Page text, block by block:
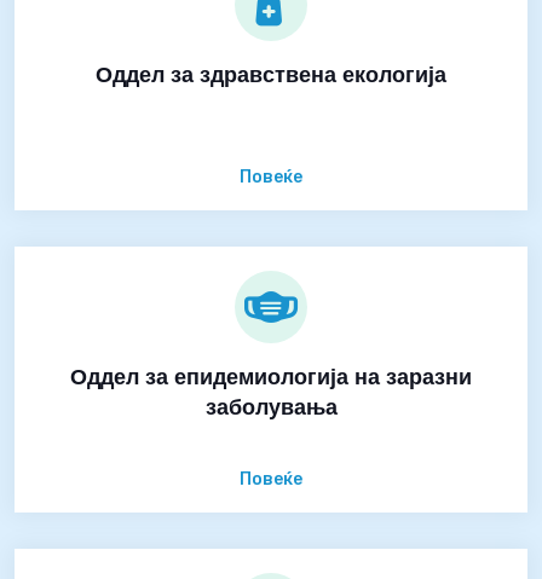
Оддел за здравствена екологија
Повеќе
Оддел за епидемиологија на заразни
заболувања
Повеќе